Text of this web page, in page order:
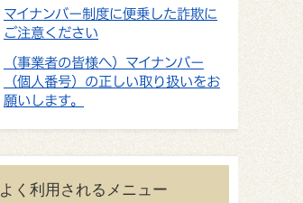
マイナンバー制度に便乗した詐欺に
ご注意ください
（事業者の皆様へ）マイナンバー
（個人番号）の正しい取り扱いをお
願いします。
よく利用されるメニュー